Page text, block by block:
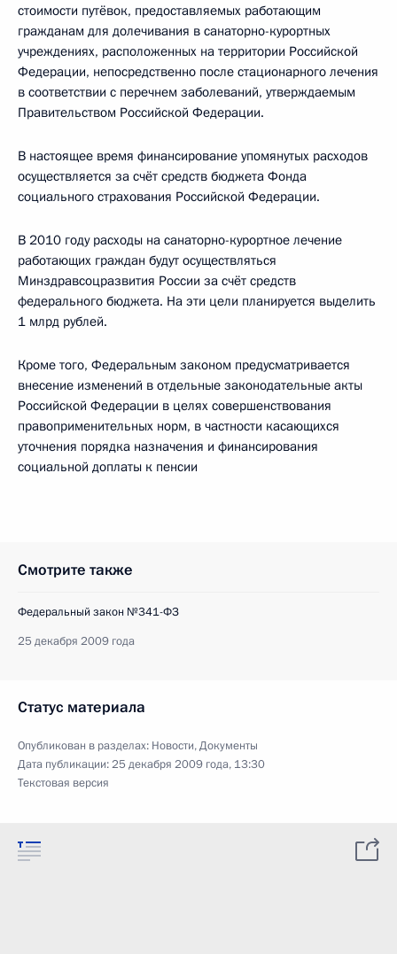
стоимости путёвок, предоставляемых работающим
гражданам для долечивания в санаторно-курортных
учреждениях, расположенных на территории Российской
Федерации, непосредственно после стационарного лечения
в соответствии с перечнем заболеваний, утверждаемым
Правительством Российской Федерации.
В настоящее время финансирование упомянутых расходов
осуществляется за счёт средств бюджета Фонда
социального страхования Российской Федерации.
В 2010 году расходы на санаторно-курортное лечение
работающих граждан будут осуществляться
Минздравсоцразвития России за счёт средств
федерального бюджета. На эти цели планируется выделить
1 млрд рублей.
Кроме того, Федеральным законом предусматривается
внесение изменений в отдельные законодательные акты
Российской Федерации в целях совершенствования
правоприменительных норм, в частности касающихся
уточнения порядка назначения и финансирования
социальной доплаты к пенсии
Смотрите также
Федеральный закон №341-ФЗ
25 декабря 2009 года
Статус материала
Опубликован в разделах: Новости,Документы
Дата публикации:25 декабря 2009 года, 13:30
Текстовая версия